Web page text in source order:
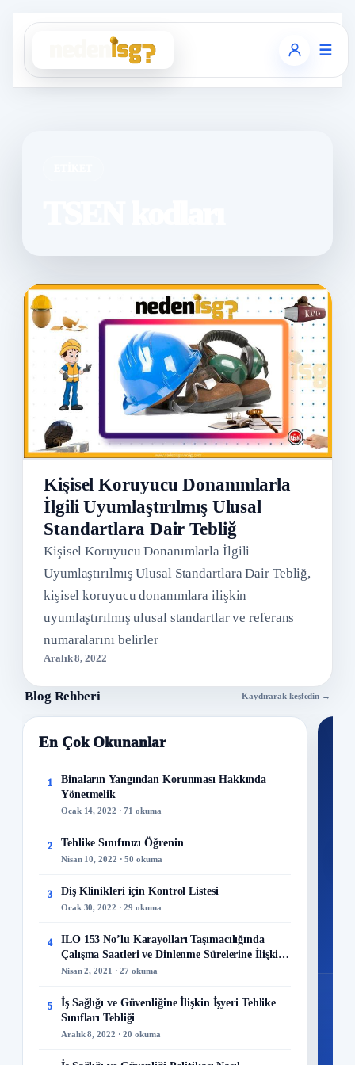
☰
Kişisel Koruyucu Donanımlarla
İlgili Uyumlaştırılmış Ulusal
Standartlara Dair Tebliğ
Kişisel Koruyucu Donanımlarla İlgili
Uyumlaştırılmış Ulusal Standartlara Dair Tebliğ,
kişisel koruyucu donanımlara ilişkin
uyumlaştırılmış ulusal standartlar ve referans
numaralarını belirler
Aralık 8, 2022
Blog Rehberi Kaydırarak keşfedin →
En Çok Okunanlar
1
Binaların Yangından Korunması Hakkında
Yönetmelik
Ocak 14, 2022 · 71 okuma
2 Tehlike Sınıfınızı Öğrenin
Nisan 10, 2022 · 50 okuma
3 Diş Klinikleri için Kontrol Listesi
Ocak 30, 2022 · 29 okuma
4
ILO 153 No’lu Karayolları Taşımacılığında
Çalışma Saatleri ve Dinlenme Sürelerine İlişkin
Sözleşme
Nisan 2, 2021 · 27 okuma
5
İş Sağlığı ve Güvenliğine İlişkin İşyeri Tehlike
Sınıfları Tebliği
Aralık 8, 2022 · 20 okuma